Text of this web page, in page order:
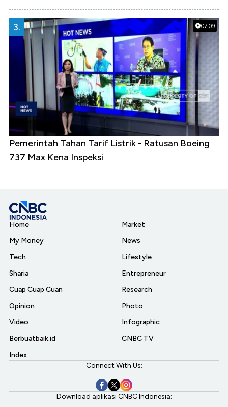
07:09
3.
Pemerintah Tahan Tarif Listrik - Ratusan Boeing
737 Max Kena Inspeksi
Home
My Money
Tech
Sharia
Cuap Cuap Cuan
Opinion
Video
Berbuatbaik.id
Index
Market
News
Lifestyle
Entrepreneur
Research
Photo
Infographic
CNBC TV
Connect With Us:
Download aplikasi CNBC Indonesia: